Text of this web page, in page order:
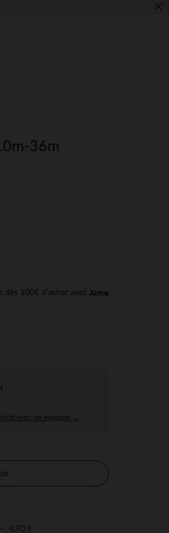
×
36m
dès 100€ d'achat avec
un magasin →
4,90 €